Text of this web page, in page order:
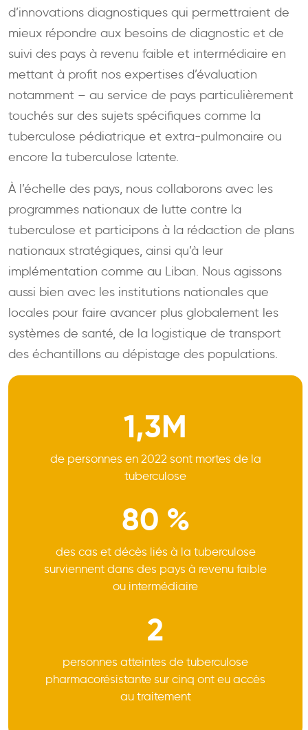
d’innovations diagnostiques qui permettraient de
mieux répondre aux besoins de diagnostic et de
suivi des pays à revenu faible et intermédiaire en
mettant à profit nos expertises d’évaluation
notamment – au service de pays particulièrement
touchés sur des sujets spécifiques comme la
tuberculose pédiatrique et extra-pulmonaire ou
encore la tuberculose latente.
À l’échelle des pays, nous collaborons avec les
programmes nationaux de lutte contre la
tuberculose et participons à la rédaction de plans
nationaux stratégiques, ainsi qu’à leur
implémentation comme au Liban. Nous agissons
aussi bien avec les institutions nationales que
locales pour faire avancer plus globalement les
systèmes de santé, de la logistique de transport
des échantillons au dépistage des populations.
1,3M
de personnes en 2022 sont mortes de la
tuberculose
80 %
des cas et décès liés à la tuberculose
surviennent dans des pays à revenu faible
ou intermédiaire
2
personnes atteintes de tuberculose
pharmacorésistante sur cinq ont eu accès
au traitement